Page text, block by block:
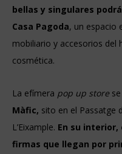
bellas y singulares
Casa Pagoda, un espacio
mobiliario y accesorios
cosmética.
La efímera pop up store
Màfic, sito en el Passatge
L’Eixample. En su
firmas que llegan por